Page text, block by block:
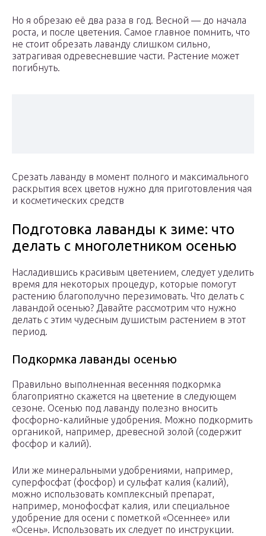
Но я обрезаю её два раза в год. Весной — до начала
роста, и после цветения. Самое главное помнить, что
не стоит обрезать лаванду слишком сильно,
затрагивая одревесневшие части. Растение может
погибнуть.
Срезать лаванду в момент полного и максимального
раскрытия всех цветов нужно для приготовления чая
и косметических средств
Подготовка лаванды к зиме: что
делать с многолетником осенью
Насладившись красивым цветением, следует уделить
время для некоторых процедур, которые помогут
растению благополучно перезимовать. Что делать с
лавандой осенью? Давайте рассмотрим что нужно
делать с этим чудесным душистым растением в этот
период.
Подкормка лаванды осенью
Правильно выполненная весенняя подкормка
благоприятно скажется на цветение в следующем
сезоне. Осенью под лаванду полезно вносить
фосфорно-калийные удобрения. Можно подкормить
органикой, например, древесной золой (содержит
фосфор и калий).
Или же минеральными удобрениями, например,
суперфосфат (фосфор) и сульфат калия (калий),
можно использовать комплексный препарат,
например, монофосфат калия, или специальное
удобрение для осени с пометкой «Осеннее» или
«Осень». Использовать их следует по инструкции.